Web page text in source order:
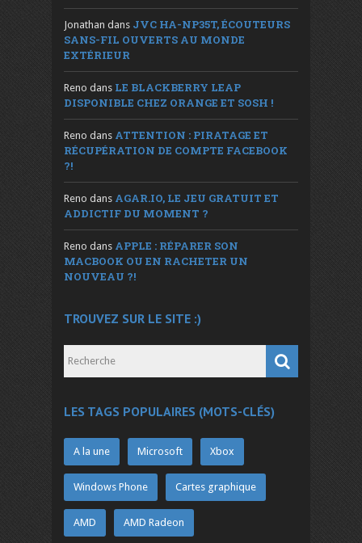
Jonathan dans JVC HA-NP35T, ÉCOUTEURS
SANS-FIL OUVERTS AU MONDE
EXTÉRIEUR
Reno dans LE BLACKBERRY LEAP
DISPONIBLE CHEZ ORANGE ET SOSH !
Reno dans ATTENTION : PIRATAGE ET
RÉCUPÉRATION DE COMPTE FACEBOOK
?!
Reno dans AGAR.IO, LE JEU GRATUIT ET
ADDICTIF DU MOMENT ?
Reno dans APPLE : RÉPARER SON
MACBOOK OU EN RACHETER UN
NOUVEAU ?!
TROUVEZ SUR LE SITE :)
LES TAGS POPULAIRES (MOTS-CLÉS)
A la une Microsoft Xbox
Windows Phone Cartes graphique
AMD AMD Radeon